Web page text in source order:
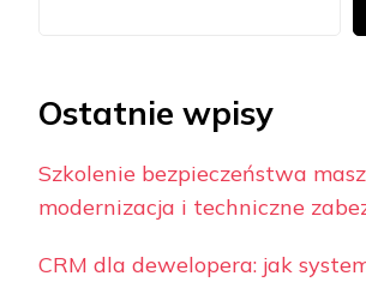
Ostatnie wpisy
Szkolenie bezpieczeństwa
modernizacja i techniczne
CRM dla dewelopera: jak